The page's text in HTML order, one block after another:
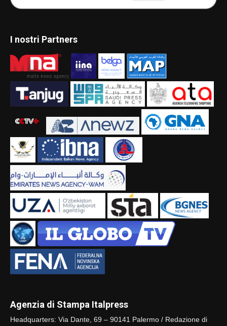
I nostri Partners
Agenzia di Stampa Italpress
Headquarters: Via Dante, 69 – 90141 Palermo / Redazione di